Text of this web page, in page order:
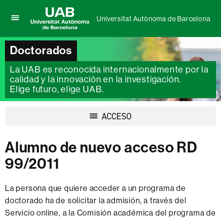
aquí
para
desplegar
menú
de
Universitat
Autònoma
Universitat
Autònoma
de
Barcelona
Universitat Autònoma de Barcelona
Doctorados
La UAB es reconocida internacionalmente por la
calidad y la innovación en la investigación.
Elige futuro, elige UAB.
ACCESODesplegar
Alumno de nuevo acceso RD
99/2011
La persona que quiere acceder a un programa de
doctorado ha de solicitar la admisión, a través del
Servicio online, a la Comisión académica del programa de